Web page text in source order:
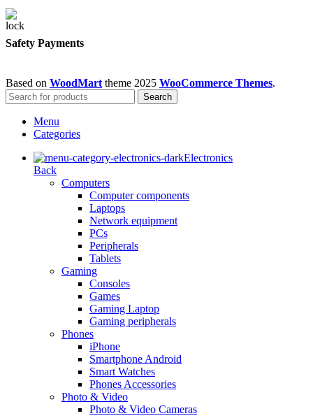
Safety Payments
Based on WoodMart theme 2025 WooCommerce Themes.
Search
Menu
Categories
Electronics
Back
Computers
Computer components
Laptops
Network equipment
PCs
Peripherals
Tablets
Gaming
Consoles
Games
Gaming Laptop
Gaming peripherals
Phones
iPhone
Smartphone Android
Smart Watches
Phones Accessories
Photo & Video
Photo & Video Cameras